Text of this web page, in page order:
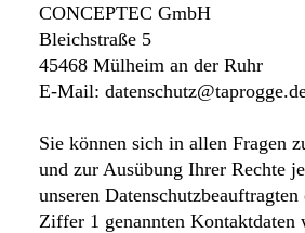
CONCEPTEC GmbH
Bleichstraße 5
45468 Mülheim an der Ruhr
E-Mail:
Sie können sich in allen Fragen
und zur Ausübung Ihrer Rechte
unseren
Ziffer 1 genannten Kontaktdaten